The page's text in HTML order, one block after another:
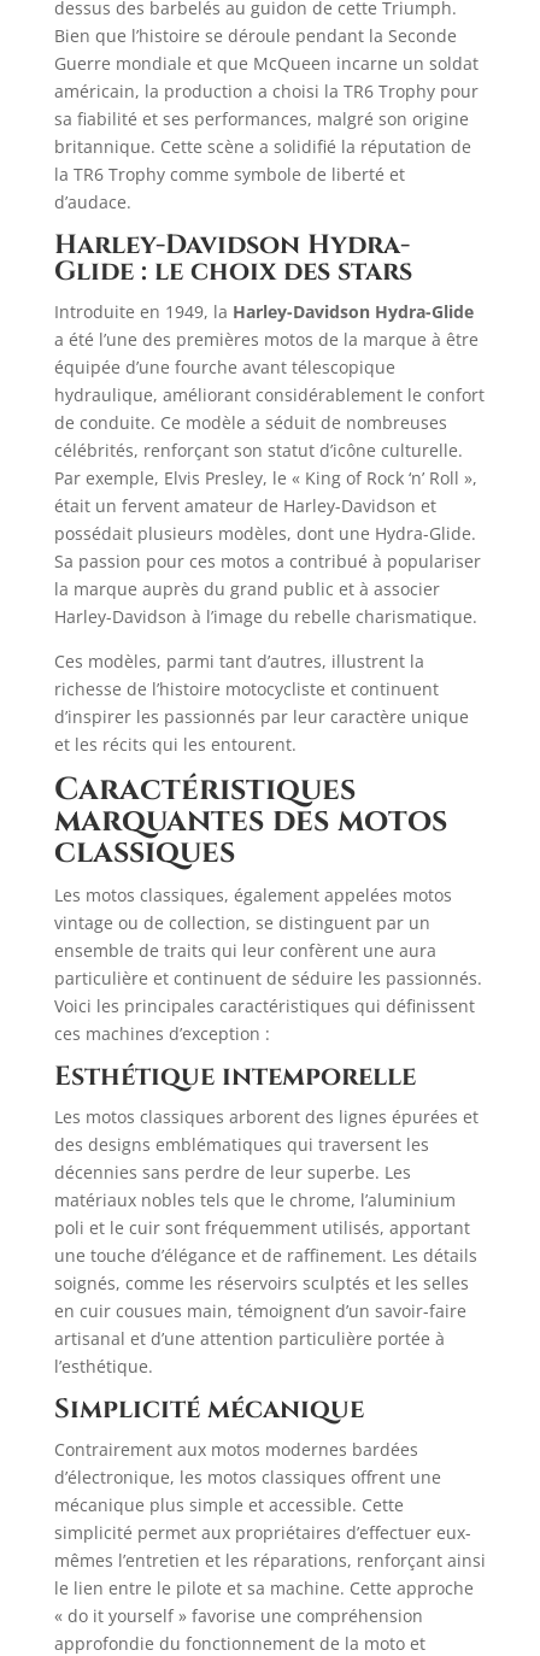
dessus des barbelés au guidon de cette Triumph.
Bien que l’histoire se déroule pendant la Seconde
Guerre mondiale et que McQueen incarne un soldat
américain, la production a choisi la TR6 Trophy pour
sa fiabilité et ses performances, malgré son origine
britannique. Cette scène a solidifié la réputation de
la TR6 Trophy comme symbole de liberté et
d’audace.
Harley-Davidson Hydra-
Glide : le choix des stars
Introduite en 1949, la Harley-Davidson Hydra-Glide
a été l’une des premières motos de la marque à être
équipée d’une fourche avant télescopique
hydraulique, améliorant considérablement le confort
de conduite. Ce modèle a séduit de nombreuses
célébrités, renforçant son statut d’icône culturelle.
Par exemple, Elvis Presley, le « King of Rock ‘n’ Roll »,
était un fervent amateur de Harley-Davidson et
possédait plusieurs modèles, dont une Hydra-Glide.
Sa passion pour ces motos a contribué à populariser
la marque auprès du grand public et à associer
Harley-Davidson à l’image du rebelle charismatique.
Ces modèles, parmi tant d’autres, illustrent la
richesse de l’histoire motocycliste et continuent
d’inspirer les passionnés par leur caractère unique
et les récits qui les entourent.
Caractéristiques
marquantes des motos
classiques
Les motos classiques, également appelées motos
vintage ou de collection, se distinguent par un
ensemble de traits qui leur confèrent une aura
particulière et continuent de séduire les passionnés.
Voici les principales caractéristiques qui définissent
ces machines d’exception :
Esthétique intemporelle
Les motos classiques arborent des lignes épurées et
des designs emblématiques qui traversent les
décennies sans perdre de leur superbe. Les
matériaux nobles tels que le chrome, l’aluminium
poli et le cuir sont fréquemment utilisés, apportant
une touche d’élégance et de raffinement. Les détails
soignés, comme les réservoirs sculptés et les selles
en cuir cousues main, témoignent d’un savoir-faire
artisanal et d’une attention particulière portée à
l’esthétique.
Simplicité mécanique
Contrairement aux motos modernes bardées
d’électronique, les motos classiques offrent une
mécanique plus simple et accessible. Cette
simplicité permet aux propriétaires d’effectuer eux-
mêmes l’entretien et les réparations, renforçant ainsi
le lien entre le pilote et sa machine. Cette approche
« do it yourself » favorise une compréhension
approfondie du fonctionnement de la moto et